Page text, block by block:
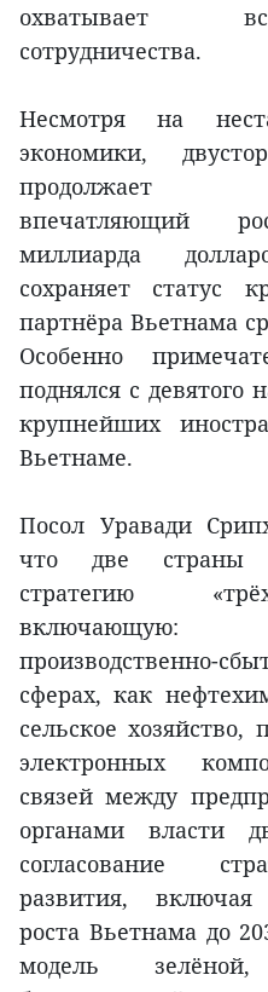
охватывает
сотрудничества.
Несмотря на
экономики,
продолжает
впечатляющий
миллиарда
сохраняет статус
партнёра Вьетнама
Особенно
поднялся с девятого
крупнейших
Вьетнаме.
Посол Уравади
что две страны
стратегию
включающую:
производственно-
сферах, как
сельское
электронных
связей между
органами власти
согласование
развития, включая
роста Вьетнама до
модель